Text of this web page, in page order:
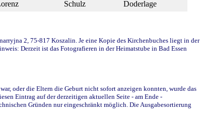
Schulz Doderlage
2, 75-817 Koszalin. Je eine Kopie des Kirchenbuches liegt in der
Derzeit ist das Fotografieren in der Heimatstube in Bad Essen
oder die Eltern die Geburt nicht sofort anzeigen konnten, wurde das
Eintrag auf der derzeitigen aktuellen Seite - am Ende -
Gründen nur eingeschränkt möglich. Die Ausgabesortierung